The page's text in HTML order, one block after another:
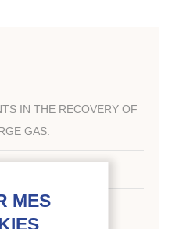
IN THE RECOVERY OF
GAS.